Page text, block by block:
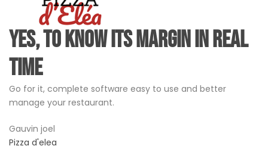
Yes, to know its margin in real
time
Go for it, complete software easy to use and better
manage your restaurant.
Gauvin joel
Pizza d'elea